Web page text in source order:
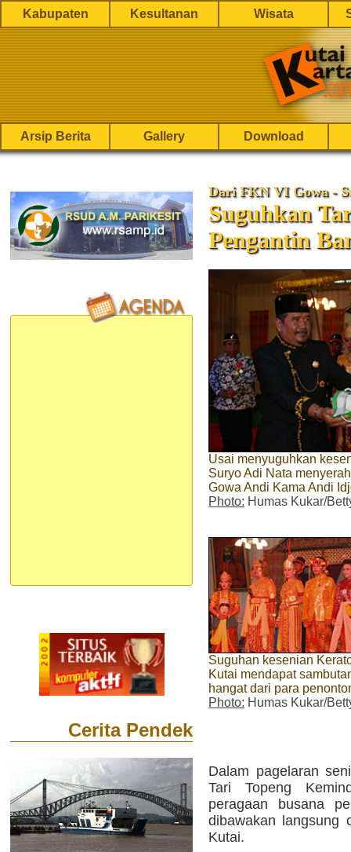
Kabupaten Kesultanan Wisata
Arsip Berita Gallery Download
Cerita Pendek
Dari FKN VI Gowa -
Suguhkan
Pengantin
Usai menyuguhkan
Suryo Adi Nata
Gowa Andi Kama Andi
Photo: Humas Kukar/
Suguhan kesenian
Kutai mendapat
hangat dari para
Photo: Humas Kukar/
Dalam pagelaran
Tari Topeng
peragaan busana
dibawakan langsung
Kutai.